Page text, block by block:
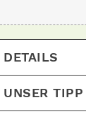
DETAILS
UNSER TIPP